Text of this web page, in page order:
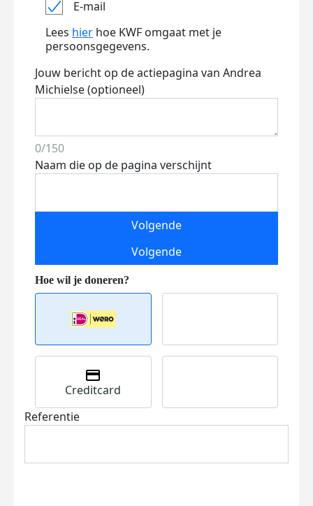
E-mail
Lees hier hoe KWF omgaat met je
persoonsgegevens.
Jouw bericht op de actiepagina van Andrea
Michielse (optioneel)
0/150
Naam die op de pagina verschijnt
Volgende
Volgende
Creditcard
Referentie